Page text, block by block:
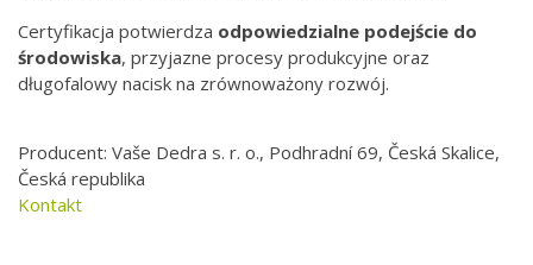
Certyfikacja potwierdza odpowiedzialne podejście do
środowiska, przyjazne procesy produkcyjne oraz
długofalowy nacisk na zrównoważony rozwój.
Producent: Vaše Dedra s. r. o., Podhradní 69, Česká Skalice,
Česká republika
Kontakt